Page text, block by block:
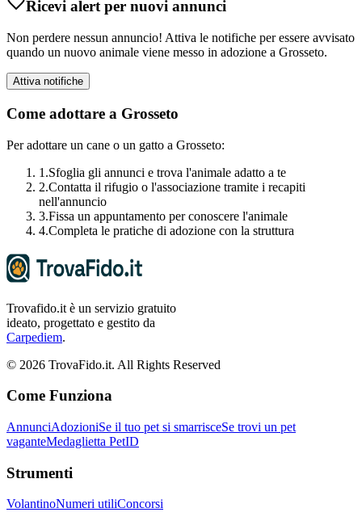
Ricevi alert per nuovi annunci
Non perdere nessun annuncio! Attiva le notifiche per essere avvisato
quando un nuovo animale viene messo in adozione a Grosseto.
Attiva notifiche
Come adottare a Grosseto
Per adottare un cane o un gatto a Grosseto:
1.Sfoglia gli annunci e trova l'animale adatto a te
2.Contatta il rifugio o l'associazione tramite i recapiti
nell'annuncio
3.Fissa un appuntamento per conoscere l'animale
4.Completa le pratiche di adozione con la struttura
Trovafido.it è un servizio gratuito
ideato, progettato e gestito da
Carpediem.
© 2026 TrovaFido.it. All Rights Reserved
Come Funziona
AnnunciAdozioniSe il tuo pet si smarrisceSe trovi un pet
vaganteMedaglietta PetID
Strumenti
VolantinoNumeri utiliConcorsi